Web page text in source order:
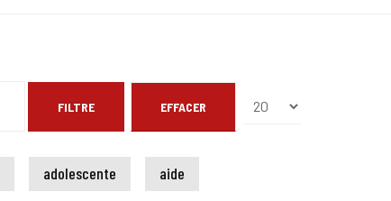
FILTRE EFFACER
adolescente aide